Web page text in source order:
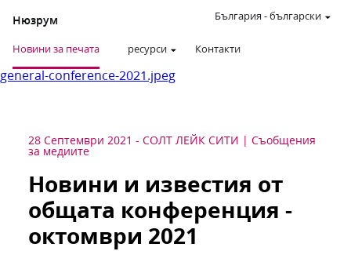
Нюзрум
Новини за печата ресурси Контакти
България -български
general-conference-2021.jpeg
28 Септември 2021 - СОЛТ ЛЕЙК СИТИ Съобщения
за медиите
Новини и известия от
общата конференция -
октомври 2021